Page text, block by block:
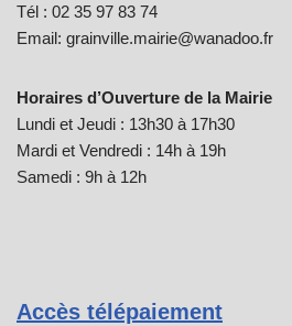
Tél : 02 35 97 83 74
Email: grainville.mairie@wanadoo.fr
Horaires d’Ouverture de la Mairie
Lundi et Jeudi : 13h30 à 17h30
Mardi et Vendredi : 14h à 19h
Samedi : 9h à 12h
Accès télépaiement